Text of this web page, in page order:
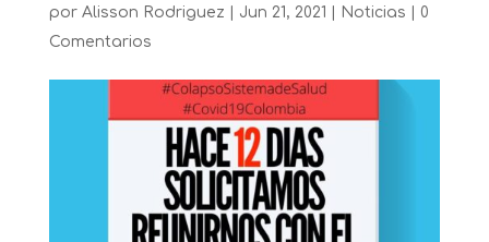
por Alisson Rodriguez Jun 21, 2021 Noticias
0
Comentarios